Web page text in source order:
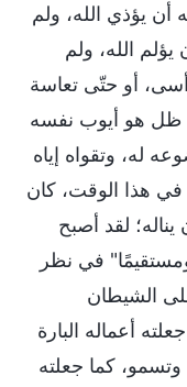
يؤذي الله، ولم
الله، ولم
أو حتّى تعاسة
ظل هو أيوب نفسه
له، وتقواه إياه
في هذا الوقت، كان
لقد أصبح
في نظر
الشيطان
أعماله البارة
كما جعلته